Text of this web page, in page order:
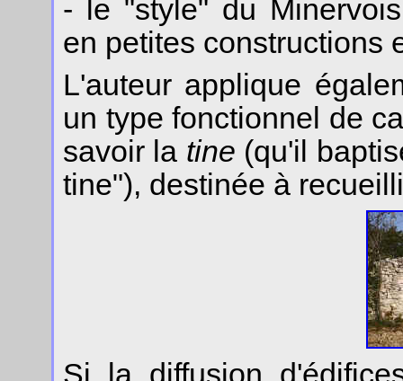
- le "style" du
en petites constructions
L'auteur applique
un type fonctionnel de
savoir la tine (qu'il
tine"), destinée à
Si la diffusion